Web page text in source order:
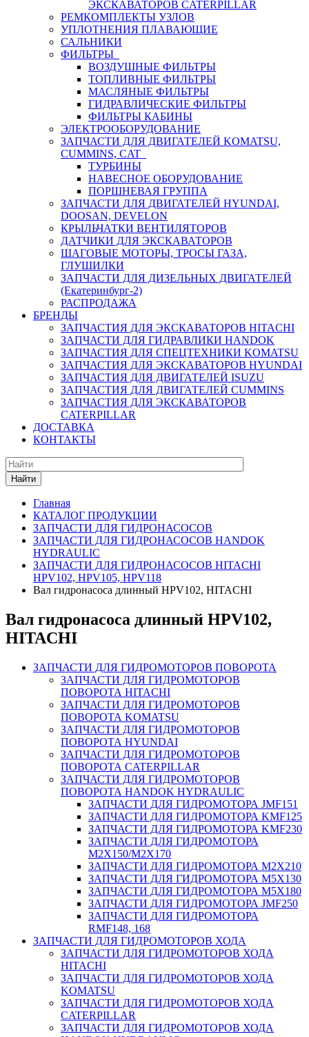
ЭКСКАВАТОРОВ CATERPILLAR
РЕМКОМПЛЕКТЫ УЗЛОВ
УПЛОТНЕНИЯ ПЛАВАЮЩИЕ
САЛЬНИКИ
ФИЛЬТРЫ
ВОЗДУШНЫЕ ФИЛЬТРЫ
ТОПЛИВНЫЕ ФИЛЬТРЫ
МАСЛЯНЫЕ ФИЛЬТРЫ
ГИДРАВЛИЧЕСКИЕ ФИЛЬТРЫ
ФИЛЬТРЫ КАБИНЫ
ЭЛЕКТРООБОРУДОВАНИЕ
ЗАПЧАСТИ ДЛЯ ДВИГАТЕЛЕЙ KOMATSU,
CUMMINS, CAT
ТУРБИНЫ
НАВЕСНОЕ ОБОРУДОВАНИЕ
ПОРШНЕВАЯ ГРУППА
ЗАПЧАСТИ ДЛЯ ДВИГАТЕЛЕЙ HYUNDAI,
DOOSAN, DEVELON
КРЫЛЬЧАТКИ ВЕНТИЛЯТОРОВ
ДАТЧИКИ ДЛЯ ЭКСКАВАТОРОВ
ШАГОВЫЕ МОТОРЫ, ТРОСЫ ГАЗА,
ГЛУШИЛКИ
ЗАПЧАСТИ ДЛЯ ДИЗЕЛЬНЫХ ДВИГАТЕЛЕЙ
(Екатеринбург-2)
РАСПРОДАЖА
БРЕНДЫ
ЗАПЧАСТИЯ ДЛЯ ЭКСКАВАТОРОВ HITACHI
ЗАПЧАСТИ ДЛЯ ГИДРАВЛИКИ HANDOK
ЗАПЧАСТИЯ ДЛЯ СПЕЦТЕХНИКИ KOMATSU
ЗАПЧАСТИЯ ДЛЯ ЭКСКАВАТОРОВ HYUNDAI
ЗАПЧАСТИЯ ДЛЯ ДВИГАТЕЛЕЙ ISUZU
ЗАПЧАСТИЯ ДЛЯ ДВИГАТЕЛЕЙ CUMMINS
ЗАПЧАСТИЯ ДЛЯ ЭКСКАВАТОРОВ
CATERPILLAR
ДОСТАВКА
КОНТАКТЫ
Найти
Главная
КАТАЛОГ ПРОДУКЦИИ
ЗАПЧАСТИ ДЛЯ ГИДРОНАСОСОВ
ЗАПЧАСТИ ДЛЯ ГИДРОНАСОСОВ HANDOK
HYDRAULIC
ЗАПЧАСТИ ДЛЯ ГИДРОНАСОСОВ HITACHI
HPV102, HPV105, HPV118
Вал гидронасоса длинный HPV102, HITACHI
Вал гидронасоса длинный HPV102,
HITACHI
ЗАПЧАСТИ ДЛЯ ГИДРОМОТОРОВ ПОВОРОТА
ЗАПЧАСТИ ДЛЯ ГИДРОМОТОРОВ
ПОВОРОТА HITACHI
ЗАПЧАСТИ ДЛЯ ГИДРОМОТОРОВ
ПОВОРОТА KOMATSU
ЗАПЧАСТИ ДЛЯ ГИДРОМОТОРОВ
ПОВОРОТА HYUNDAI
ЗАПЧАСТИ ДЛЯ ГИДРОМОТОРОВ
ПОВОРОТА CATERPILLAR
ЗАПЧАСТИ ДЛЯ ГИДРОМОТОРОВ
ПОВОРОТА HANDOK HYDRAULIC
ЗАПЧАСТИ ДЛЯ ГИДРОМОТОРА JMF151
ЗАПЧАСТИ ДЛЯ ГИДРОМОТОРА KMF125
ЗАПЧАСТИ ДЛЯ ГИДРОМОТОРА KMF230
ЗАПЧАСТИ ДЛЯ ГИДРОМОТОРА
M2X150/M2X170
ЗАПЧАСТИ ДЛЯ ГИДРОМОТОРА M2X210
ЗАПЧАСТИ ДЛЯ ГИДРОМОТОРА M5X130
ЗАПЧАСТИ ДЛЯ ГИДРОМОТОРА M5X180
ЗАПЧАСТИ ДЛЯ ГИДРОМОТОРА JMF250
ЗАПЧАСТИ ДЛЯ ГИДРОМОТОРА
RMF148, 168
ЗАПЧАСТИ ДЛЯ ГИДРОМОТОРОВ ХОДА
ЗАПЧАСТИ ДЛЯ ГИДРОМОТОРОВ ХОДА
HITACHI
ЗАПЧАСТИ ДЛЯ ГИДРОМОТОРОВ ХОДА
KOMATSU
ЗАПЧАСТИ ДЛЯ ГИДРОМОТОРОВ ХОДА
CATERPILLAR
ЗАПЧАСТИ ДЛЯ ГИДРОМОТОРОВ ХОДА